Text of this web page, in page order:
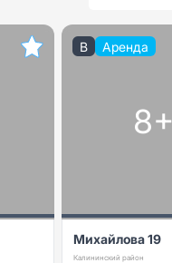
B Аренда
8+
Михайлова 19
Калининский район